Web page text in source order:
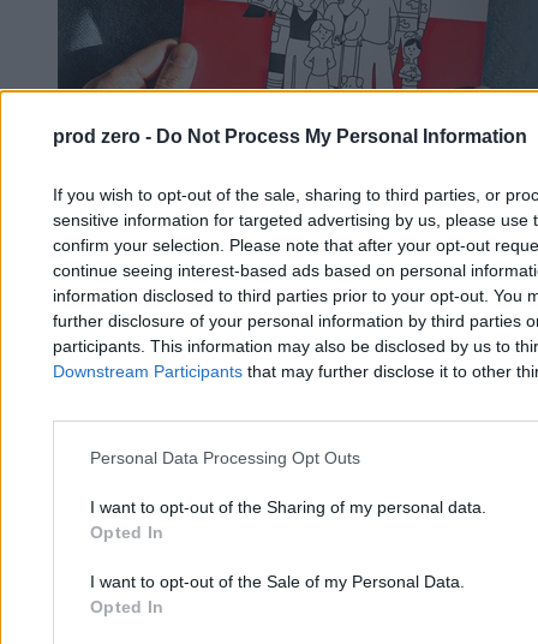
prod zero - Do Not Process My Personal Information
If you wish to opt-out of the sale, sharing to third parties, or
sensitive information for targeted advertising by us, please use
confirm your selection. Please note that after your opt-out
continue seeing interest-based ads based on personal
information disclosed to third parties prior to your opt-out. You
further disclosure of your personal information by third parties
participants. This information may also be disclosed by us to
Downstream Participants that may further disclose it to other
Personal Data Processing Opt Outs
I want to opt-out of the Sharing of my personal data.
Opted In
I want to opt-out of the Sale of my Personal Data.
Opted In
Rządowy poradnik bezpieczeństwa dotarł do
Polaków. Sondaż pokazuje, co naprawdę o nim
myślą
24.02.2026
58 mln zł za ”Poradnik bezpieczeństwa”. Rząd ujawnił całą kwotę
Dziewięć milionów zł. Tyle kosztowała promocja ”Poradnika
bezpieczeństwa”